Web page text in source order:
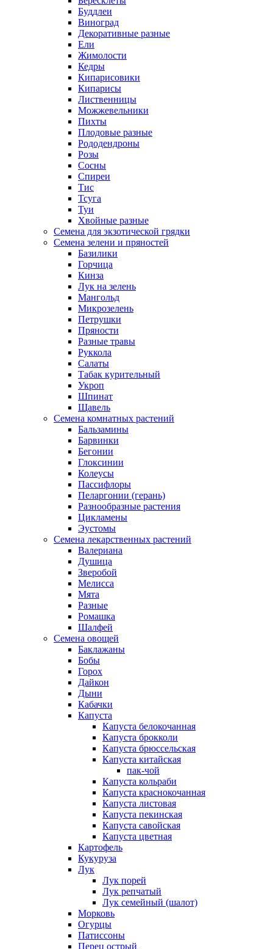
Буддлеи
Виноград
Декоративные разные
Ели
Жимолости
Кедры
Кипарисовики
Кипарисы
Лиственницы
Можжевельники
Пихты
Плодовые разные
Рододендроны
Розы
Сосны
Спиреи
Тис
Тсуга
Туи
Хвойные разные
Семена для экзотической грядки
Семена зелени и пряностей
Базилики
Горчица
Кинза
Лук на зелень
Мангольд
Микрозелень
Петрушки
Пряности
Разные травы
Руккола
Салаты
Табак курительный
Укроп
Шпинат
Щавель
Семена комнатных растений
Бальзамины
Барвинки
Бегонии
Глоксинии
Колеусы
Пассифлоры
Пеларгонии (герань)
Разнообразные растения
Цикламены
Эустомы
Семена лекарственных растений
Валериана
Душица
Зверобой
Мелисса
Мята
Разные
Ромашка
Шалфей
Семена овощей
Баклажаны
Бобы
Горох
Дайкон
Дыни
Кабачки
Капуста
Капуста белокочанная
Капуста брокколи
Капуста брюссельская
Капуста китайская
пак-чой
Капуста кольраби
Капуста краснокочанная
Капуста листовая
Капуста пекинская
Капуста савойская
Капуста цветная
Картофель
Кукуруза
Лук
Лук порей
Лук репчатый
Лук семейный (шалот)
Морковь
Огурцы
Патиссоны
Перец острый